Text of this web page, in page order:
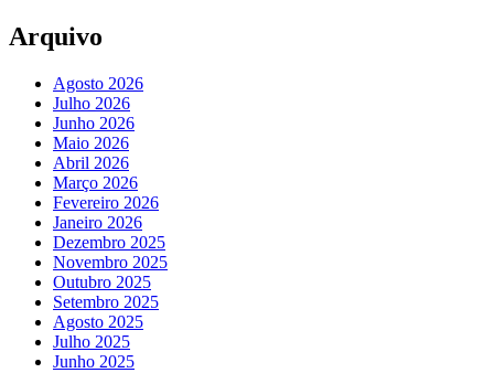
Arquivo
Agosto 2026
Julho 2026
Junho 2026
Maio 2026
Abril 2026
Março 2026
Fevereiro 2026
Janeiro 2026
Dezembro 2025
Novembro 2025
Outubro 2025
Setembro 2025
Agosto 2025
Julho 2025
Junho 2025